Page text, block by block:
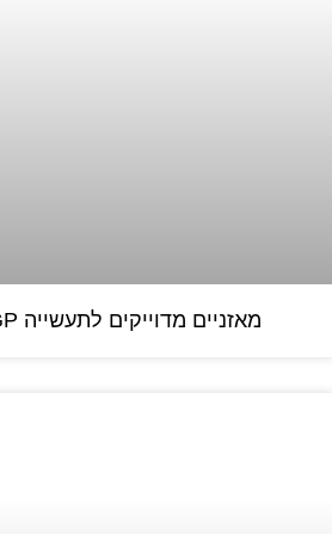
מאזניים מדוייקים לתעשייה GP